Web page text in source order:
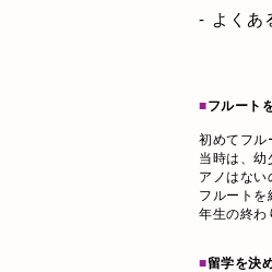
- よくあ
■フルート
初めてフル
当時は、
アノはない
フルート
年生の終わ
■留学を決